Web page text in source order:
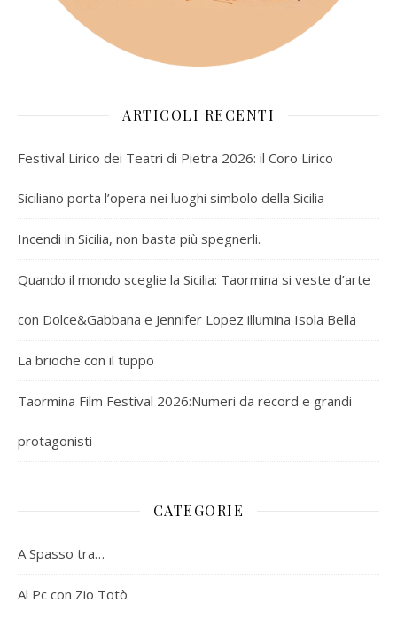
ARTICOLI RECENTI
Festival Lirico dei Teatri di Pietra 2026: il Coro Lirico
Siciliano porta l’opera nei luoghi simbolo della Sicilia
Incendi in Sicilia, non basta più spegnerli.
Quando il mondo sceglie la Sicilia: Taormina si veste d’arte
con Dolce&Gabbana e Jennifer Lopez illumina Isola Bella
La brioche con il tuppo
Taormina Film Festival 2026:Numeri da record e grandi
protagonisti
CATEGORIE
A Spasso tra…
Al Pc con Zio Totò